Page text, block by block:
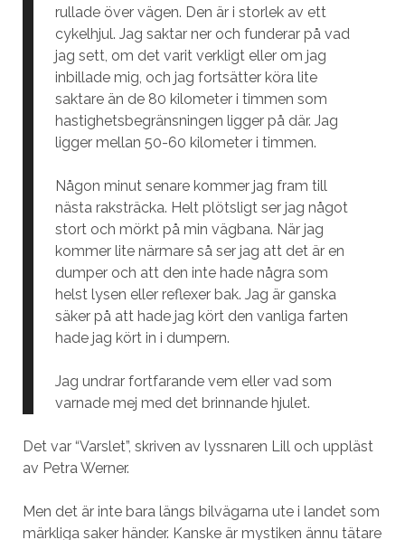
rullade över vägen. Den är i storlek av ett
cykelhjul. Jag saktar ner och funderar på vad
jag sett, om det varit verkligt eller om jag
inbillade mig, och jag fortsätter köra lite
saktare än de 80 kilometer i timmen som
hastighetsbegränsningen ligger på där. Jag
ligger mellan 50-60 kilometer i timmen.
Någon minut senare kommer jag fram till
nästa raksträcka. Helt plötsligt ser jag något
stort och mörkt på min vägbana. När jag
kommer lite närmare så ser jag att det är en
dumper och att den inte hade några som
helst lysen eller reflexer bak. Jag är ganska
säker på att hade jag kört den vanliga farten
hade jag kört in i dumpern.
Jag undrar fortfarande vem eller vad som
varnade mej med det brinnande hjulet.
Det var “Varslet”, skriven av lyssnaren Lill och uppläst
av Petra Werner.
Men det är inte bara längs bilvägarna ute i landet som
märkliga saker händer. Kanske är mystiken ännu tätare